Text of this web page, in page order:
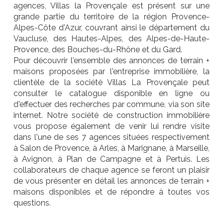
agences, Villas la Provençale est présent sur une
grande partie du territoire de la région Provence-
Alpes-Côte d'Azur, couvrant ainsi le département du
Vaucluse, des Hautes-Alpes, des Alpes-de-Haute-
Provence, des Bouches-du-Rhône et du Gard.
Pour découvrir l'ensemble des annonces de terrain +
maisons proposées par l'entreprise immobilière, la
clientèle de la société Villas La Provençale peut
consulter le catalogue disponible en ligne ou
d'effectuer des recherches par commune, via son site
internet. Notre société de construction immobilière
vous propose également de venir lui rendre visite
dans l'une de ses 7 agences situées respectivement
à Salon de Provence, à Arles, à Marignane, à Marseille,
à Avignon, à Plan de Campagne et à Pertuis. Les
collaborateurs de chaque agence se feront un plaisir
de vous présenter en détail les annonces de terrain +
maisons disponibles et de répondre à toutes vos
questions.